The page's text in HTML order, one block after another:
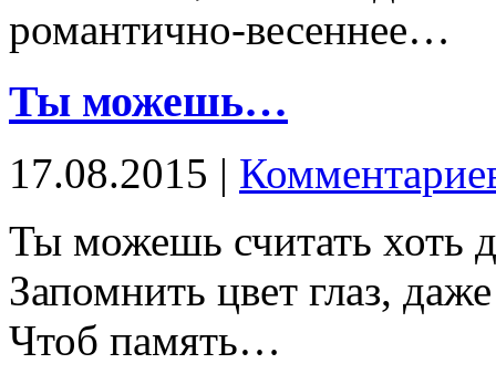
романтично-весеннее…
Ты можешь…
17.08.2015 |
Ты можешь считать хоть
Запомнить цвет глаз,
Чтоб память…